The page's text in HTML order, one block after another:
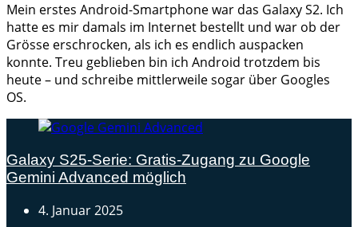
Mein erstes Android-Smartphone war das Galaxy S2. Ich
hatte es mir damals im Internet bestellt und war ob der
Grösse erschrocken, als ich es endlich auspacken
konnte. Treu geblieben bin ich Android trotzdem bis
heute – und schreibe mittlerweile sogar über Googles
OS.
Galaxy S25-Serie: Gratis-Zugang zu Google
Gemini Advanced möglich
4. Januar 2025